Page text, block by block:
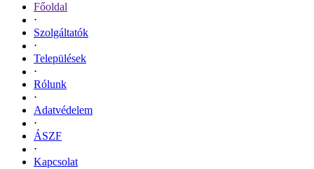
Főoldal
⋅
Szolgáltatók
⋅
Települések
⋅
Rólunk
⋅
Adatvédelem
⋅
ÁSZF
⋅
Kapcsolat